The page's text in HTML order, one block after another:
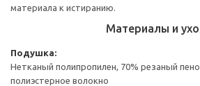
материала к истиранию.
Материалы и
Подушка:
Нетканый полипропилен, 70% резаный
полиэстерное волокно